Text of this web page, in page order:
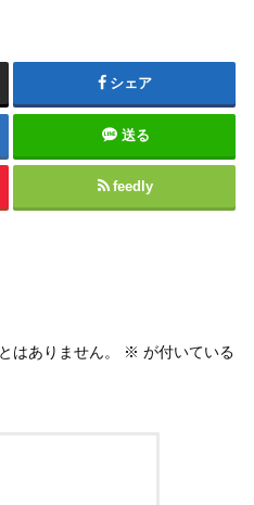
シェア
送る
feedly
はありません。 ※ が付いている